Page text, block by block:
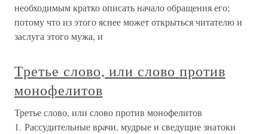
необходимым кратко описать начало обращения его;
потому что из этого яснее может открыться читателю и
заслуга этого мужа, и
Третье слово, или слово против
монофелитов
Третье слово, или слово против монофелитов
1. Рассудительные врачи, мудрые и сведущие знатоки